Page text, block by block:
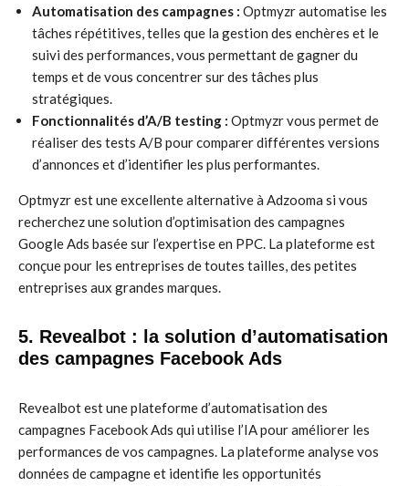
Automatisation des campagnes : Optmyzr automatise les
tâches répétitives, telles que la gestion des enchères et le
suivi des performances, vous permettant de gagner du
temps et de vous concentrer sur des tâches plus
stratégiques.
Fonctionnalités d’A/B testing : Optmyzr vous permet de
réaliser des tests A/B pour comparer différentes versions
d’annonces et d’identifier les plus performantes.
Optmyzr est une excellente alternative à Adzooma si vous
recherchez une solution d’optimisation des campagnes
Google Ads basée sur l’expertise en PPC. La plateforme est
conçue pour les entreprises de toutes tailles, des petites
entreprises aux grandes marques.
5. Revealbot : la solution d’automatisation
des campagnes Facebook Ads
Revealbot est une plateforme d’automatisation des
campagnes Facebook Ads qui utilise l’IA pour améliorer les
performances de vos campagnes. La plateforme analyse vos
données de campagne et identifie les opportunités